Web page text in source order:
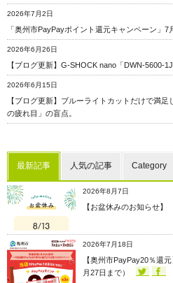
2026年7月2日
「奥州市PayPayポイント還元キャンペーン」7
2026年6月26日
【ブログ更新】G-SHOCK nano「DWN-5600-
2026年6月15日
【ブログ更新】ブルーライトカットだけで満
の疲れ目」の盲点。
最新記事 人気の記事 Category
2026年8月7日
【お盆休みのお知らせ】
2026年7月18日
【奥州市PayPay20％還
月27日まで）